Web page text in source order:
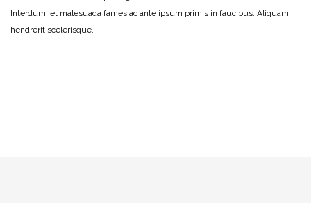
Interdum et malesuada fames ac ante ipsum primis in faucibus. Aliquam
hendrerit scelerisque.